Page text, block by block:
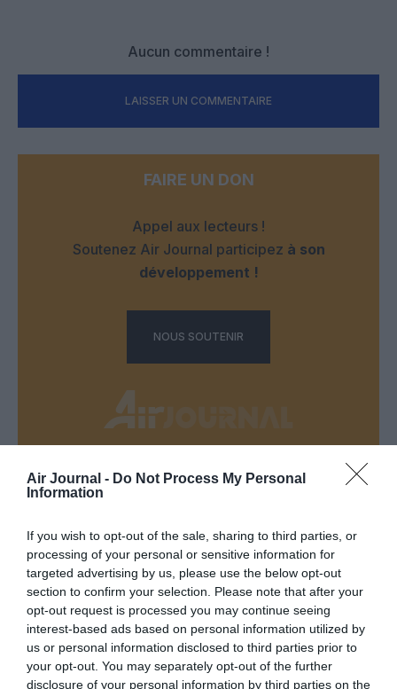
Air Journal - Do Not Process My Personal
Information
If you wish to opt-out of the sale, sharing to third parties, or
processing of your personal or sensitive information for
targeted advertising by us, please use the below opt-out
section to confirm your selection. Please note that after your
opt-out request is processed you may continue seeing
interest-based ads based on personal information utilized by
us or personal information disclosed to third parties prior to
your opt-out. You may separately opt-out of the further
disclosure of your personal information by third parties on the
Aucun commentaire !
LAISSER UN COMMENTAIRE
FAIRE UN DON
Appel aux lecteurs !
Soutenez Air Journal participez à son
développement !
NOUS SOUTENIR
DERNIERS COMMENTAIRES
Manfou a commenté l'article :
Pyramides, croisières et mer Rouge : l’Égypte mise sur
une saison record malgré le contexte géopolitique
TFFRYYZ
Pointe‑à‑Pitre – Panama City : Air France ouvre un pont